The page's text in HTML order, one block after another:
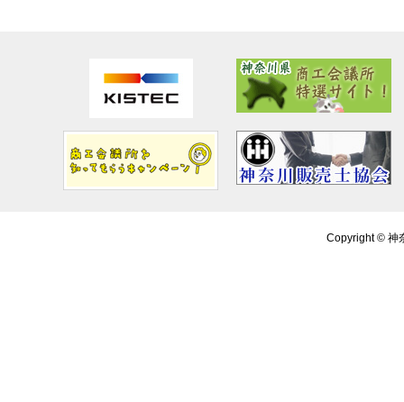
Copyright © 神